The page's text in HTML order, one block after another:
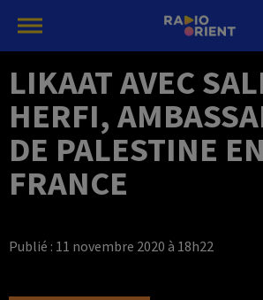
LIKAAT AVEC
HERFI,
DE PALESTINE EN
FRANCE
Publié : 11 novembre 2020 à 18h22